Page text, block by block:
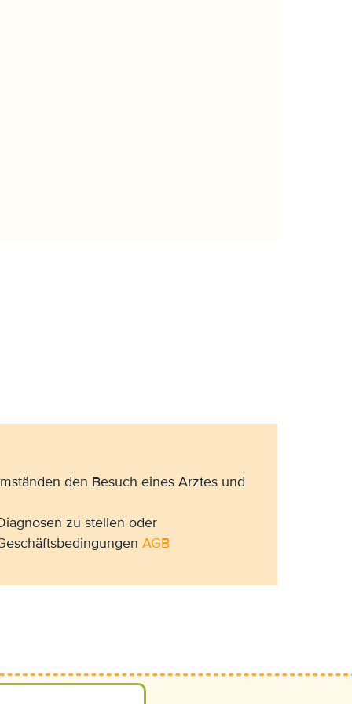
den Besuch eines Arztes und
zu stellen oder
AGB